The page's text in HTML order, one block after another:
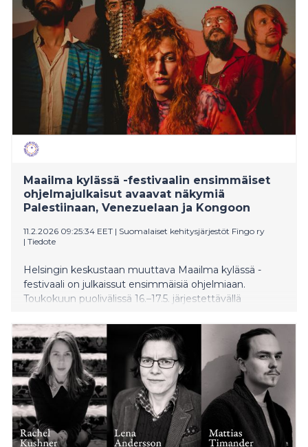
tanskalainen Jonas Eika ja ukrainalainen Jevhenija
Kuznjetsova. Festivaalin tulee jälleen juontamaan
näyttelijä Alma Pöysti. Päiväkohtaiset ja kahden
päivän liput ovat myynnissä Lippu.fi:ssä.
Maailma kylässä -festivaalin ensimmäiset
ohjelmajulkaisut avaavat näkymiä
Palestiinaan, Venezuelaan ja Kongoon
11.2.2026 09:25:34 EET | Suomalaiset kehitysjärjestöt Fingo ry
| Tiedote
Helsingin keskustaan muuttava Maailma kylässä -
festivaali on julkaissut ensimmäisiä ohjelmiaan.
Toukokuun puolivälissä 16.–17.5. järjestettävällä
multi-instrumentalisti Kizaba, palestiinalaistaustainen
psykedeelistä desert rockia edustava Jamila & The
Other Heroes sekä venezuelalaisen kuvajournalisti
Manu Quinteron ja Venezuelasta raportoineen
toimittaja Maija Salmen ajankohtainen keskustelu
Venezuelan oikeudesta vapauteen. Festivaalin
teemana on Vapaus.